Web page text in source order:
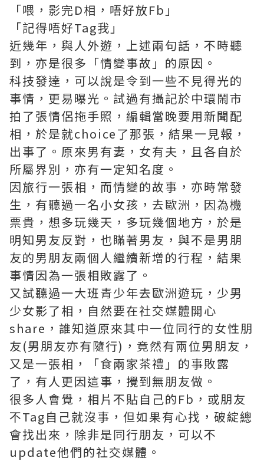
「喂，影完D相，唔好放Fb」
「記得唔好Tag我」
近幾年，與人外遊，上述兩句話，不時聽
到，亦是很多「情變事故」的原因。
科技發達，可以說是令到一些不見得光的
事情，更易曝光。試過有攝記於中環鬧市
拍了張情侶拖手照，編輯當晚要用新聞配
相，於是就choice了那張，結果一見報，
出事了。原來男有妻，女有夫，且各自於
所屬界別，亦有一定知名度。
因旅行一張相，而情變的故事，亦時常發
生，有聽過一名小女孩，去歐洲，因為機
票貴，想多玩幾天，多玩幾個地方，於是
明知男友反對，也瞞著男友，與不是男朋
友的男朋友兩個人繼續新增的行程，結果
事情因為一張相敗露了。
又試聽過一大班青少年去歐洲遊玩，少男
少女影了相，自然要在社交媒體開心
share，誰知道原來其中一位同行的女性朋
友(男朋友亦有隨行)，竟然有兩位男朋友，
又是一張相，「食兩家茶禮」的事敗露
了，有人更因這事，攪到無朋友做。
很多人會覺，相片不貼自己的Fb，或朋友
不Tag自己就沒事，但如果有心找，破綻總
會找出來，除非是同行朋友，可以不
update他們的社交媒體。